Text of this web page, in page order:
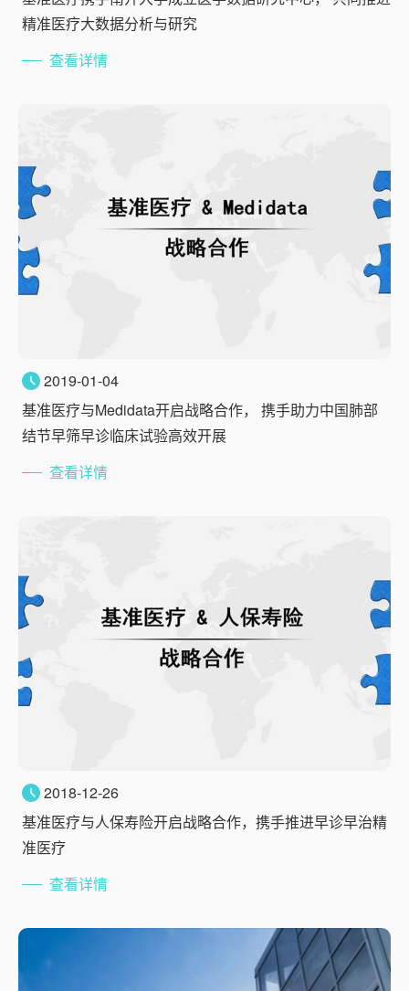
精准医疗大数据分析与研究
查看详情
2019-01-04
基准医疗与Medidata开启战略合作， 携手助力中国肺部
结节早筛早诊临床试验高效开展
查看详情
2018-12-26
基准医疗与人保寿险开启战略合作，携手推进早诊早治精
准医疗
查看详情